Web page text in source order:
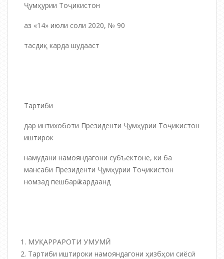
Ҷумҳурии Тоҷикистон
аз «14» июли соли 2020, № 90
тасдиқ карда шудааст
Тартиби
дар интихоботи Президенти Ҷумҳурии Тоҷикистон
иштирок
намудани намояндагони субъектоне, ки ба
мансаби Президенти Ҷумҳурии Тоҷикистон
номзад пешбарӣ кардаанд
МУҚАРРАРОТИ УМУМӢ
Тартиби иштироки намояндагони ҳизбҳои сиёсӣ